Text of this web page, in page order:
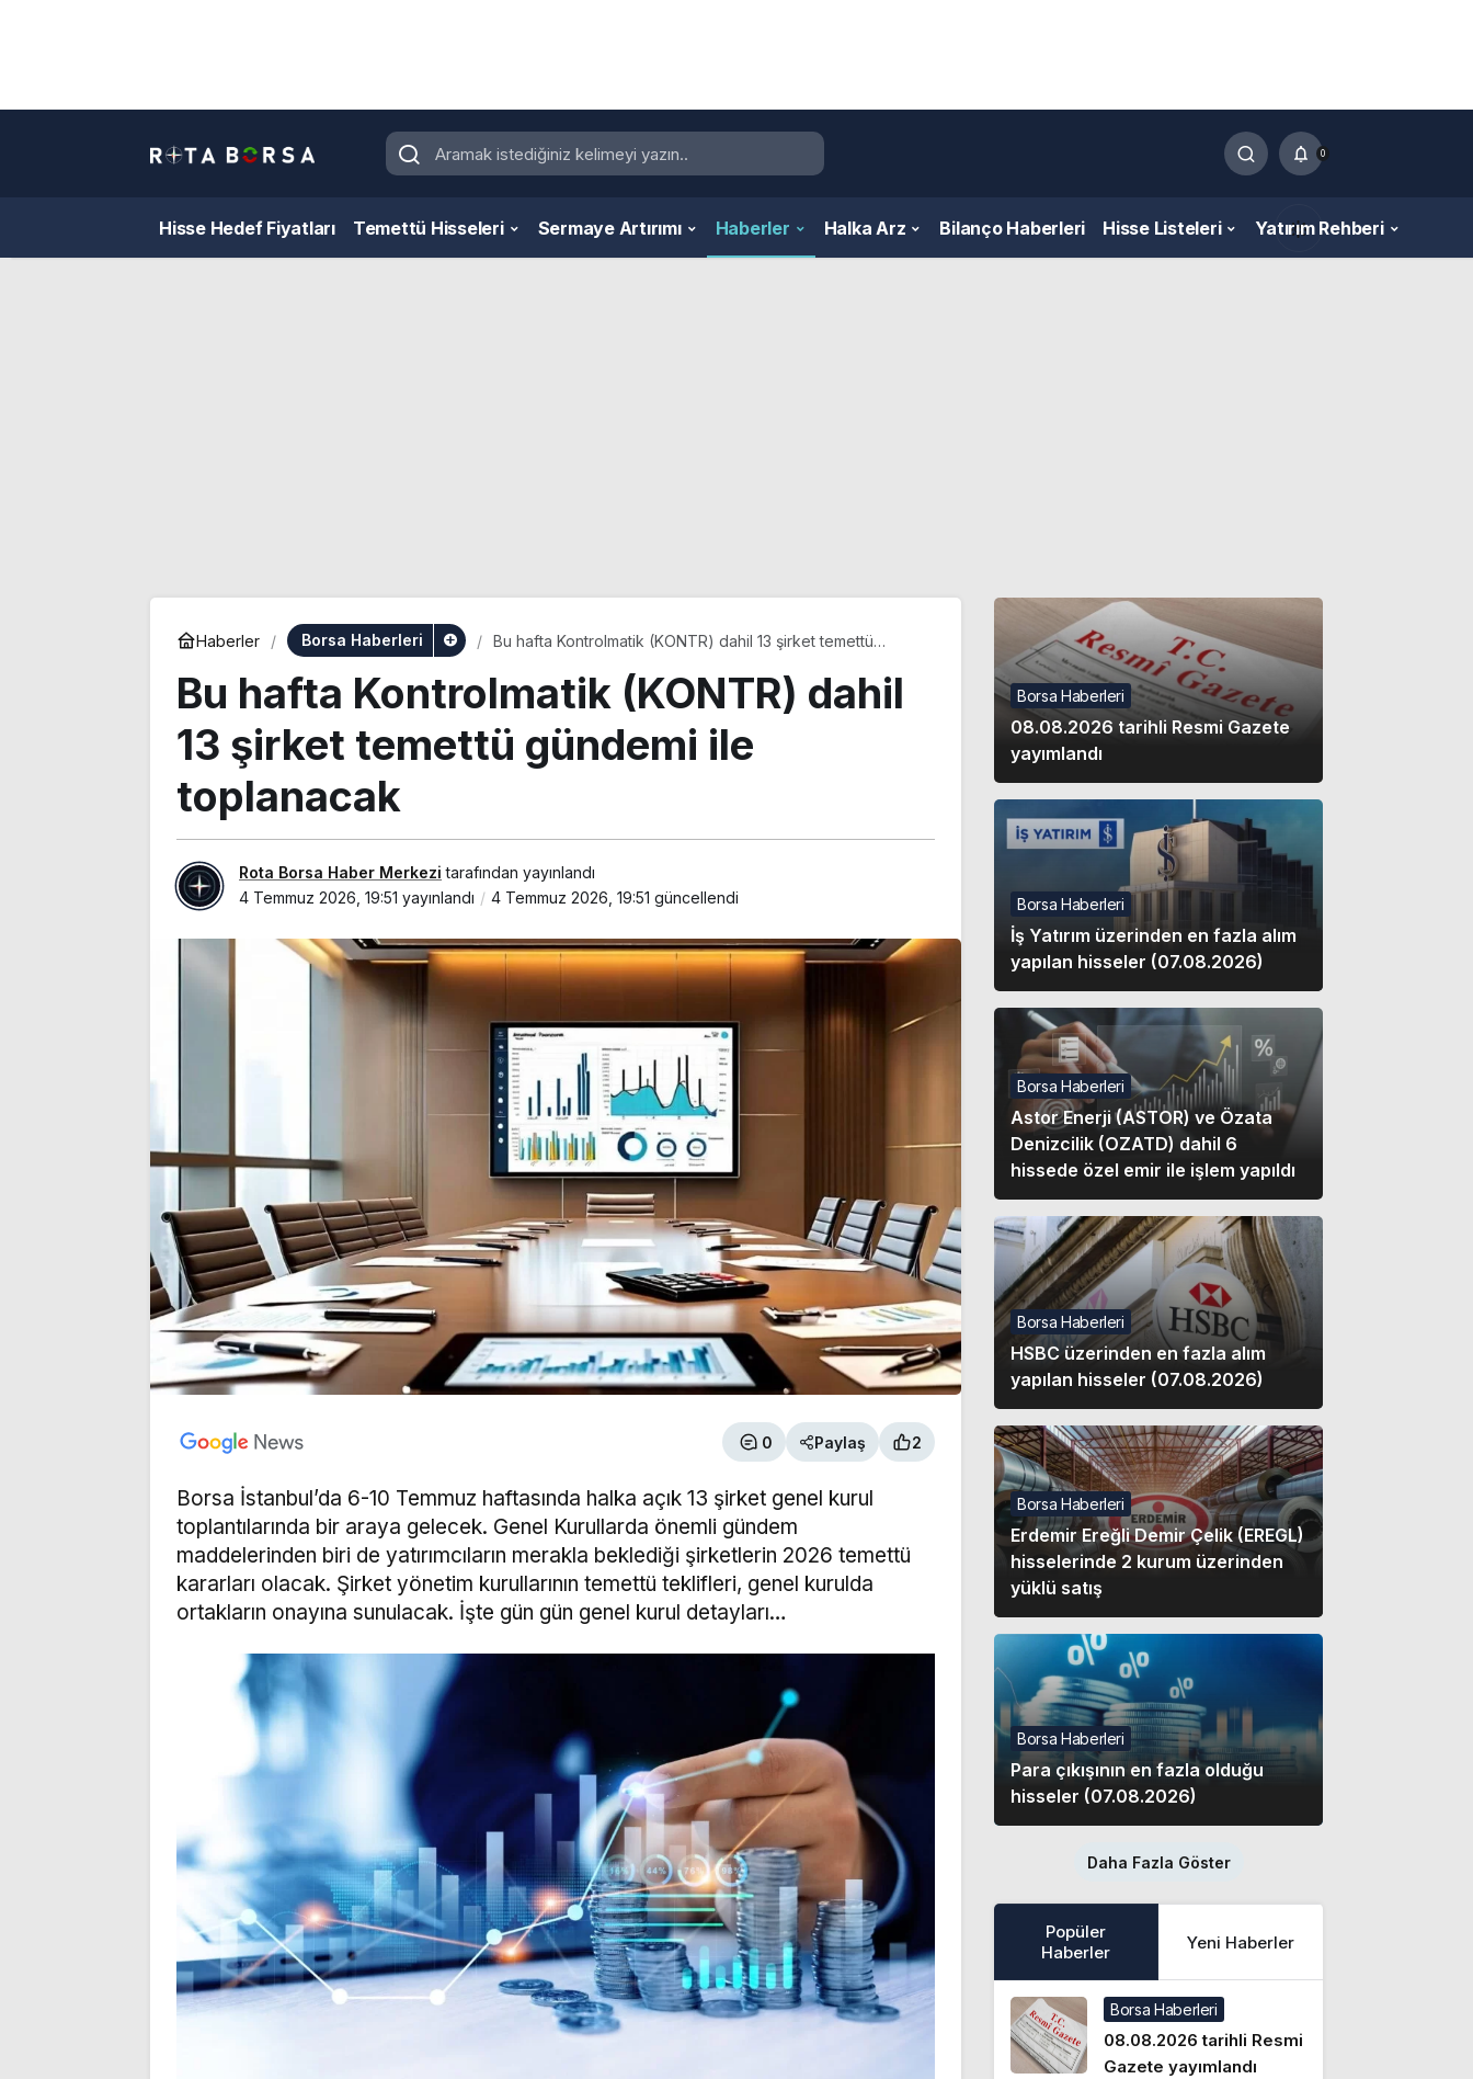
0
Hisse Hedef Fiyatları Temettü Hisseleri Sermaye Artırımı Haberler Halka Arz Bilanço Haberleri Hisse Listeleri Yatırım Rehberi
Sistem modunu seçin.
Haberler Borsa Haberleri
Bu hafta Kontrolmatik (KONTR) dahil 13 şirket temettü
Bu hafta Kontrolmatik (KONTR) dahil
13 şirket temettü gündemi ile
toplanacak
Rota Borsa Haber Merkezi tarafından yayınlandı
4 Temmuz 2026, 19:51 yayınlandı 4 Temmuz 2026, 19:51 güncellendi
0 Paylaş 2
Borsa İstanbul’da 6-10 Temmuz haftasında halka açık 13 şirket genel kurul
toplantılarında bir araya gelecek. Genel Kurullarda önemli gündem
maddelerinden biri de yatırımcıların merakla beklediği şirketlerin 2026 temettü
kararları olacak. Şirket yönetim kurullarının temettü teklifleri, genel kurulda
ortakların onayına sunulacak. İşte gün gün genel kurul detayları…
Borsa Haberleri
08.08.2026 tarihli Resmi Gazete
yayımlandı
Borsa Haberleri
İş Yatırım üzerinden en fazla alım
yapılan hisseler (07.08.2026)
Borsa Haberleri
Astor Enerji (ASTOR) ve Özata
Denizcilik (OZATD) dahil 6
hissede özel emir ile işlem yapıldı
Borsa Haberleri
HSBC üzerinden en fazla alım
yapılan hisseler (07.08.2026)
Borsa Haberleri
Erdemir Ereğli Demir Çelik (EREGL)
hisselerinde 2 kurum üzerinden
yüklü satış
Borsa Haberleri
Para çıkışının en fazla olduğu
hisseler (07.08.2026)
Daha Fazla Göster
Popüler
Haberler
Yeni Haberler
Borsa Haberleri
08.08.2026 tarihli Resmi
Gazete yayımlandı